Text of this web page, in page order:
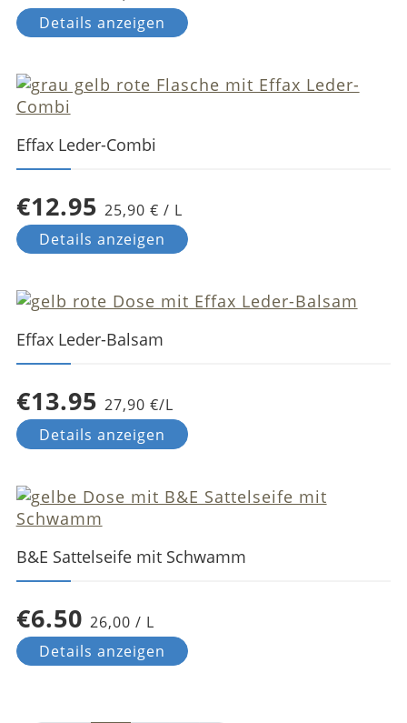
Details anzeigen
Effax Leder-Combi
€12.95 25,90 € / L
Details anzeigen
Effax Leder-Balsam
€13.95 27,90 €/L
Details anzeigen
B&E Sattelseife mit Schwamm
€6.50 26,00 / L
Details anzeigen